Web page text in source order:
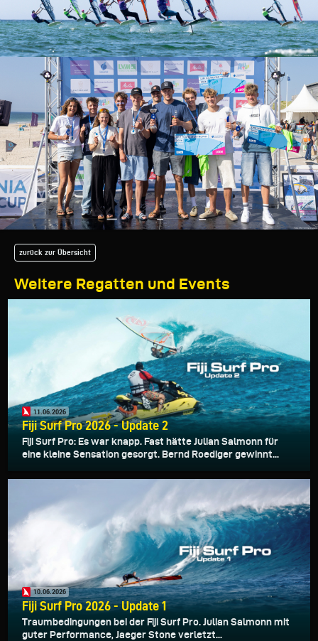
Weitere Regatten und Events
zurück zur Übersicht
11.06.2026
Fiji Surf Pro 2026 - Update 2
Fiji Surf Pro: Es war knapp. Fast hätte Julian Salmonn für
eine kleine Sensation gesorgt. Bernd Roediger gewinnt...
10.06.2026
Fiji Surf Pro 2026 - Update 1
Traumbedingungen bei der Fiji Surf Pro. Julian Salmonn mit
guter Performance, Jaeger Stone verletzt...